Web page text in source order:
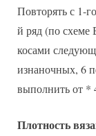
Повторять с 1-
й ряд (по схеме
косами
изнаночных, 6
выполнить от *
Плотность